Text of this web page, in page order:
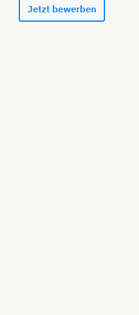
Jetzt bewerben